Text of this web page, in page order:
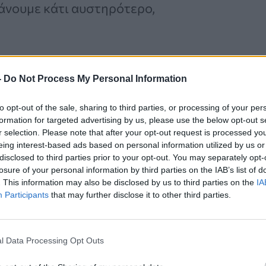
Do Not Process My Personal Information
opt-out of the sale, sharing to third parties, or processing of your
for targeted advertising by us, please use the below opt-out
selection. Please note that after your opt-out request is processed
interest-based ads based on personal information utilized by us
to third parties prior to your opt-out. You may separately
of your personal information by third parties on the IAB’s list of
This information may also be disclosed by us to third parties on the
Participants that may further disclose it to other third parties.
Data Processing Opt Outs
κάτι αυστηρότερο,
Νέα Ελάχιστα
Επεμβατική Εστιακή
Θεραπεία με NanoKnife